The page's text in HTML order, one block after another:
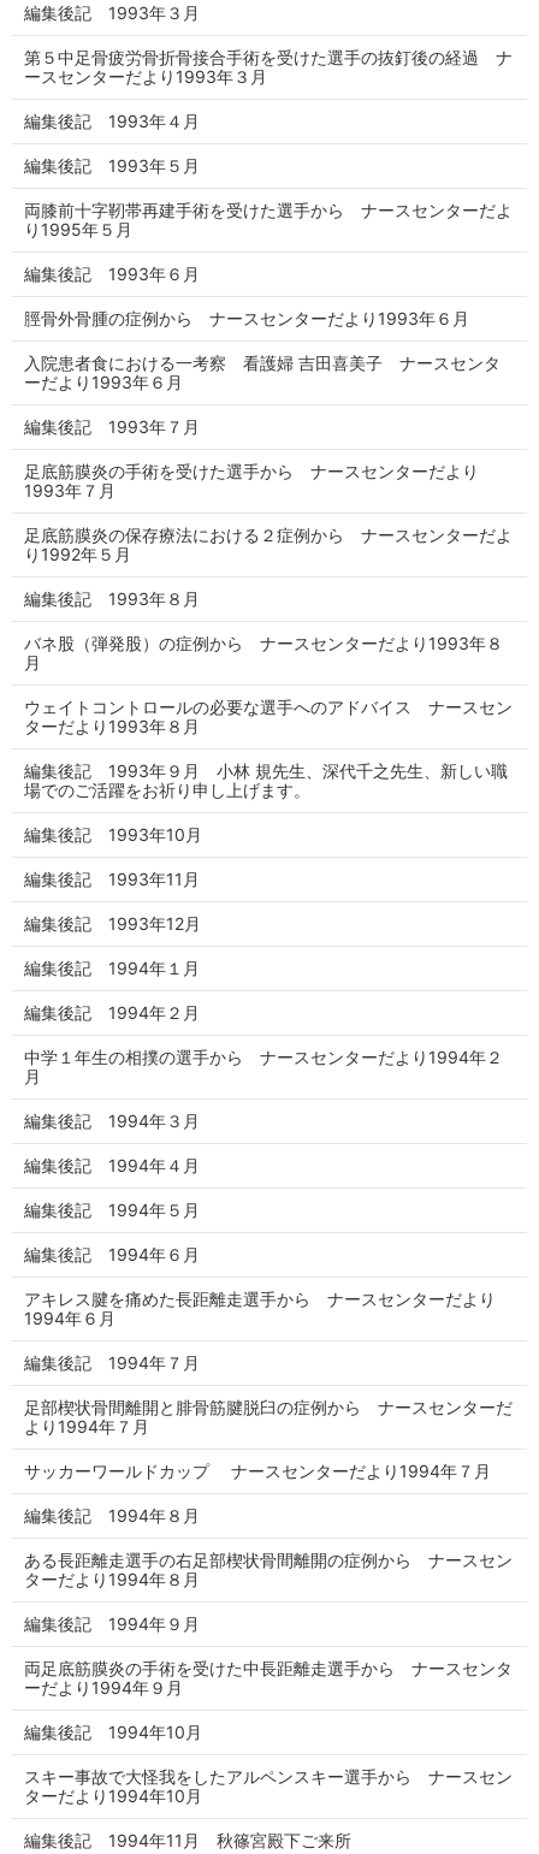
編集後記 1993年３月
第５中足骨疲労骨折骨接合手術を受けた選手の抜釘後の経過 ナ
ースセンターだより1993年３月
編集後記 1993年４月
編集後記 1993年５月
両膝前十字靭帯再建手術を受けた選手から ナースセンターだよ
り1995年５月
編集後記 1993年６月
脛骨外骨腫の症例から ナースセンターだより1993年６月
入院患者食における一考察 看護婦 吉田喜美子 ナースセンタ
ーだより1993年６月
編集後記 1993年７月
足底筋膜炎の手術を受けた選手から ナースセンターだより
1993年７月
足底筋膜炎の保存療法における２症例から ナースセンターだよ
り1992年５月
編集後記 1993年８月
バネ股（弾発股）の症例から ナースセンターだより1993年８
月
ウェイトコントロールの必要な選手へのアドバイス ナースセン
ターだより1993年８月
編集後記 1993年９月 小林 規先生、深代千之先生、新しい職
場でのご活躍をお祈り申し上げます。
編集後記 1993年10月
編集後記 1993年11月
編集後記 1993年12月
編集後記 1994年１月
編集後記 1994年２月
中学１年生の相撲の選手から ナースセンターだより1994年２
月
編集後記 1994年３月
編集後記 1994年４月
編集後記 1994年５月
編集後記 1994年６月
アキレス腱を痛めた長距離走選手から ナースセンターだより
1994年６月
編集後記 1994年７月
足部楔状骨間離開と腓骨筋腱脱臼の症例から ナースセンターだ
より1994年７月
サッカーワールドカップ ナースセンターだより1994年７月
編集後記 1994年８月
ある長距離走選手の右足部楔状骨間離開の症例から ナースセン
ターだより1994年８月
編集後記 1994年９月
両足底筋膜炎の手術を受けた中長距離走選手から ナースセンタ
ーだより1994年９月
編集後記 1994年10月
スキー事故で大怪我をしたアルペンスキー選手から ナースセン
ターだより1994年10月
編集後記 1994年11月 秋篠宮殿下ご来所